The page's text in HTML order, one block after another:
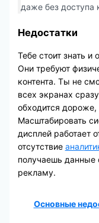
даже без доступа
Недостатки
Тебе стоит знать
Они требуют
контента. Ты не
всех экранах
обходится дороже,
Масштабировать
дисплей работает
отсутствие
получаешь данные
рекламу.
Основные